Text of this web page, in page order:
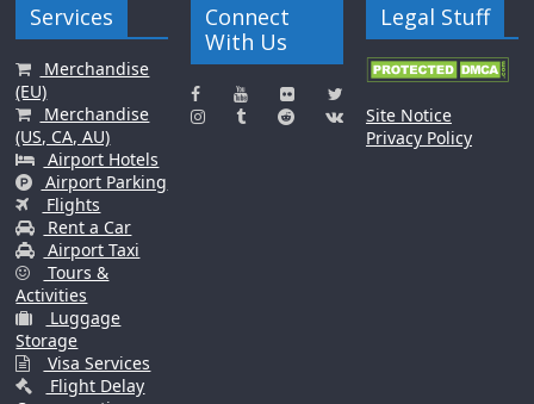
Services
Merchandise
(EU)
Merchandise
(US, CA, AU)
Airport Hotels
Airport Parking
Flights
Rent a Car
Airport Taxi
Tours &
Activities
Luggage
Storage
Visa Services
Flight Delay
Connect
With Us
Legal Stuff
Site Notice
Privacy Policy